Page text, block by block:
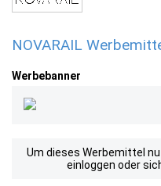
NOVARAIL
Werbebanner
Um dieses Werbemittel
einloggen oder